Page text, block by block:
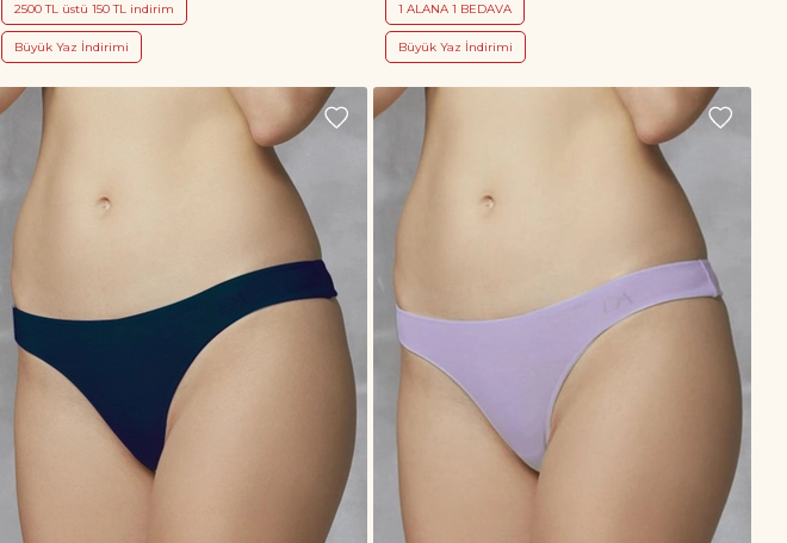
2500 TL üstü 150 TL indirim
Büyük Yaz İndirimi
1 ALANA 1 BEDAVA
Büyük Yaz İndirimi